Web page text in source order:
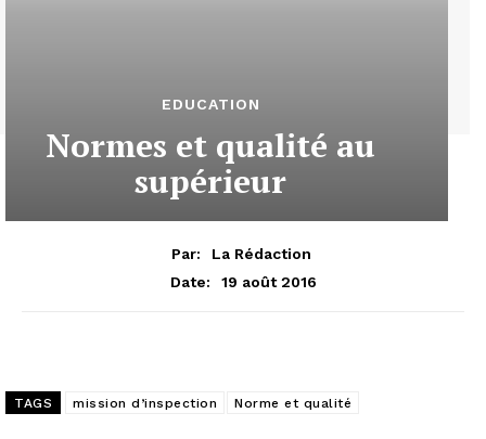
EDUCATION
Normes et qualité au
supérieur
Par:
La Rédaction
Date:
19 août 2016
TAGS mission d’inspection Norme et qualité